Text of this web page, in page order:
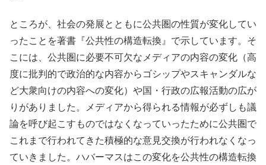
ところが、社会の発展とともに公共圏の性質が変化してい
ったことを著書『公共性の構造転換』で示しています。そ
こには、公共圏に必要不可欠なメディアの内容の変化（高
度に批判的で政治的な内容からゴシップやスキャンダルな
ど大衆向けの内容への変化）や国・行政の広報活動の広が
りがありました。メディアから得られる情報が必ずしも議
論を呼び起こすものではなくなっていったために公共圏で
これまで行われてきた積極的な意見交換が行われなくなっ
ていきました。ハバーマスはこの変化を公共性の構造転換